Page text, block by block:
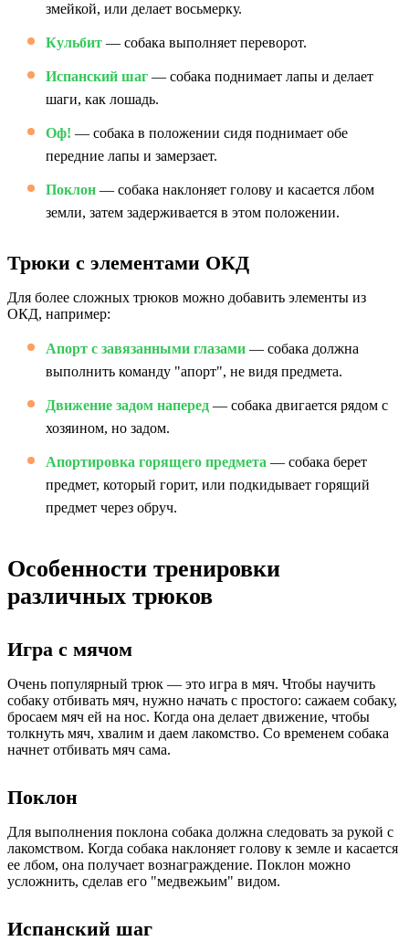
змейкой, или делает восьмерку.
Кульбит — собака выполняет переворот.
Испанский шаг — собака поднимает лапы и делает
шаги, как лошадь.
Оф! — собака в положении сидя поднимает обе
передние лапы и замерзает.
Поклон — собака наклоняет голову и касается лбом
земли, затем задерживается в этом положении.
Трюки с элементами ОКД
Для более сложных трюков можно добавить элементы из
ОКД, например:
Апорт с завязанными глазами — собака должна
выполнить команду "апорт", не видя предмета.
Движение задом наперед — собака двигается рядом с
хозяином, но задом.
Апортировка горящего предмета — собака берет
предмет, который горит, или подкидывает горящий
предмет через обруч.
Особенности тренировки
различных трюков
Игра с мячом
Очень популярный трюк — это игра в мяч. Чтобы научить
собаку отбивать мяч, нужно начать с простого: сажаем собаку,
бросаем мяч ей на нос. Когда она делает движение, чтобы
толкнуть мяч, хвалим и даем лакомство. Со временем собака
начнет отбивать мяч сама.
Поклон
Для выполнения поклона собака должна следовать за рукой с
лакомством. Когда собака наклоняет голову к земле и касается
ее лбом, она получает вознаграждение. Поклон можно
усложнить, сделав его "медвежьим" видом.
Испанский шаг